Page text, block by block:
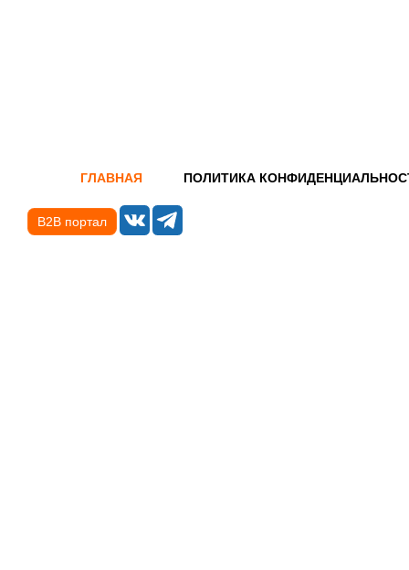
ГЛАВНАЯ ПОЛИТИКА
B2B портал